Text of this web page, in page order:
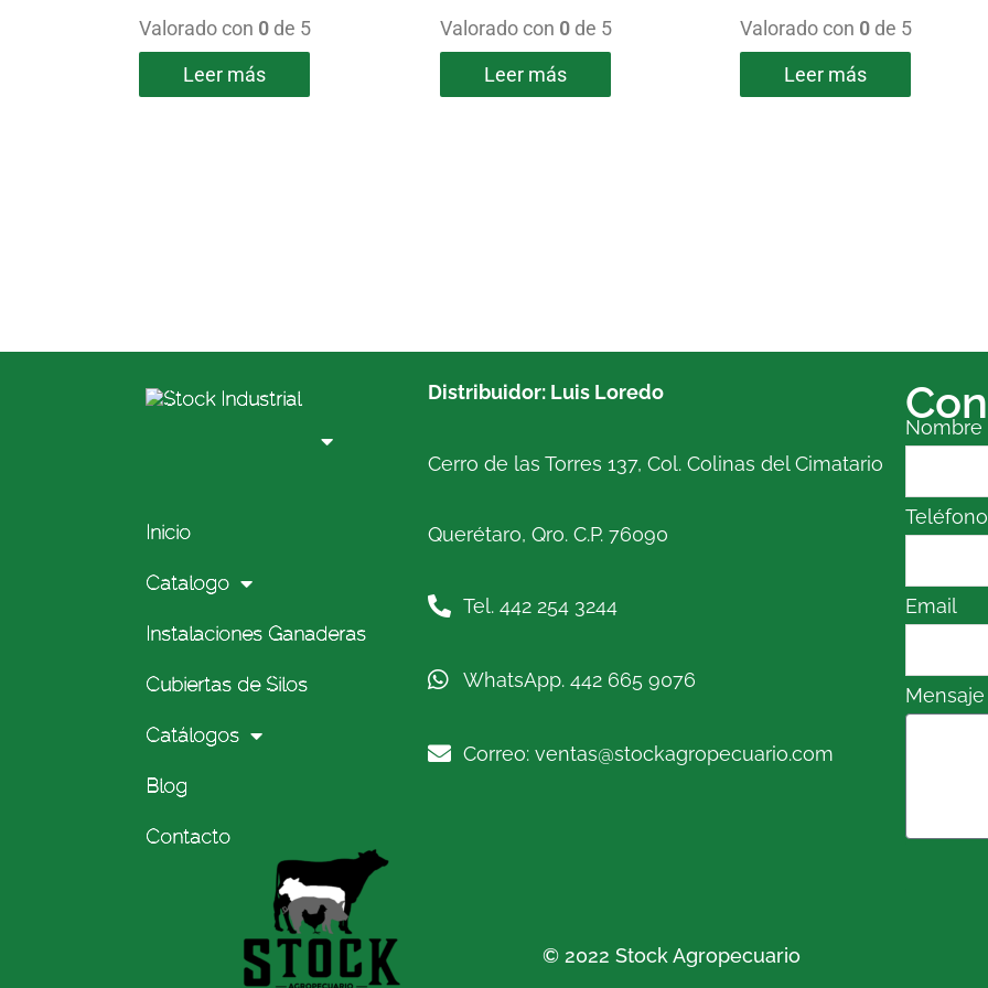
Valorado con 0 de 5
Leer más
Valorado con 0de 5
Leer más
Valorado con 0 de 5
Leer más
Inicio
Catalogo
Instalaciones Ganaderas
Cubiertas de Silos
Catálogos
Blog
Contacto
Distribuidor: Luis Loredo
Cerro de las Torres 137, Col. Colinas del Cimatario
Querétaro, Qro. C.P. 76090
Tel. 442 254 3244
WhatsApp. 442 665 9076
Correo: ventas@stockagropecuario.com
Nombre
Teléfono
Email
Mensaje
© 2022 Stock Agropecuario